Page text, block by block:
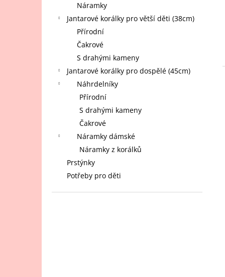
Náramky
Jantarové korálky pro větší děti (38cm)
Přírodní
Čakrové
S drahými kameny
Jantarové korálky pro dospělé (45cm)
Náhrdelníky
Přírodní
S drahými kameny
Čakrové
Náramky dámské
Náramky z korálků
Prstýnky
Potřeby pro děti
JANTAROVÝ NÁRAMEK PRO DOSPĚLÉ -
KULATÝ RUBÍNOVÝ JANTAR, LÁVA,
MĚSÍČNÍ KÁMEN A BÍLÝ ACHÁT 18 CM
620 Kč